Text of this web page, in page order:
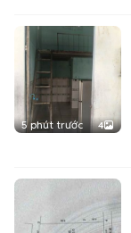
5 phút trước 4